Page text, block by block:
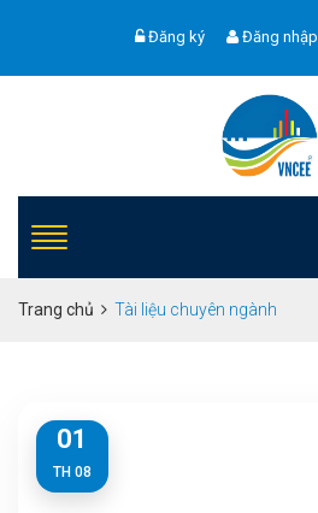
Đăng ký Đăng nhập
Trang chủ Tài liệu chuyên ngành
01
TH 08